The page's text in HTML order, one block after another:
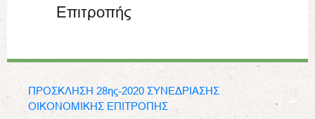
Επιτροπής
ΠΡΟΣΚΛΗΣΗ 28ης-2020 ΣΥΝΕΔΡΙΑΣΗΣ
ΟΙΚΟΝΟΜΙΚΗΣ ΕΠΙΤΡΟΠΗΣ